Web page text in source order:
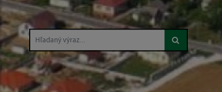
Hľadaný výraz...